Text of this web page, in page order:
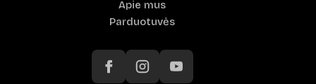
Apie mus
Parduotuvės